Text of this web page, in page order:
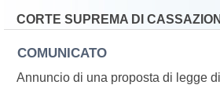
CORTE SUPREMA DI
COMUNICATO
Annuncio di una proposta di legge